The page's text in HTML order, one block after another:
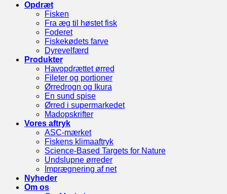
Opdræt
Fisken
Fra æg til høstet fisk
Foderet
Fiskekødets farve
Dyrevelfærd
Produkter
Havopdrættet ørred
Fileter og portioner
Ørredrogn og Ikura
En sund spise
Ørred i supermarkedet
Madopskrifter
Vores aftryk
ASC-mærket
Fiskens klimaaftryk
Science-Based Targets for Nature
Undslupne ørreder
Imprægnering af net
Nyheder
Om os